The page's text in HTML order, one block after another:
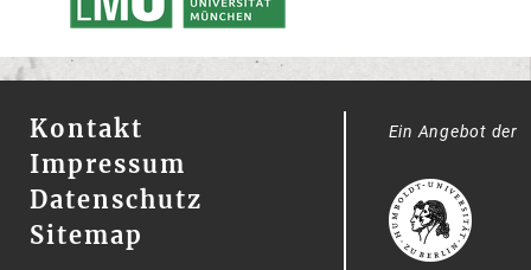
Kontakt
Impressum
Datenschutz
Sitemap
Ein Angebot der